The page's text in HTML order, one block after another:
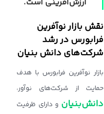
نقش بازار نوآفرین
فرابورس در رشد
شرکت‌های دانش‌ بنیان
بازار نوآفرین فرابورس با هدف
حمایت از شرکت‌های نوآور،
دانش‌بنیان و دارای ظرفیت